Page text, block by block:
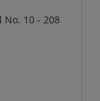
10 - 208